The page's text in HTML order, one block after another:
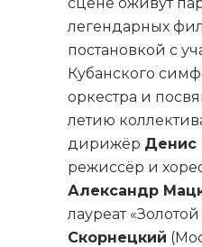
легендарных
постановкой с
Кубанского
оркестра и
летию
дирижёр Денис
режиссёр и
Александр
лауреат
Скорнецкий